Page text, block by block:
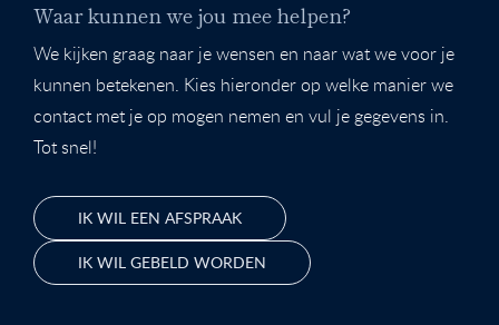
Waar kunnen we jou mee helpen?
We kijken graag naar je wensen en naar wat we voor je
kunnen betekenen. Kies hieronder op welke manier we
contact met je op mogen nemen en vul je gegevens in.
Tot snel!
IK WIL EEN AFSPRAAK
IK WIL GEBELD WORDEN